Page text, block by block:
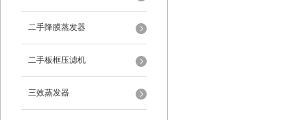
二手降膜蒸发器
二手板框压滤机
三效蒸发器